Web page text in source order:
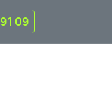
09